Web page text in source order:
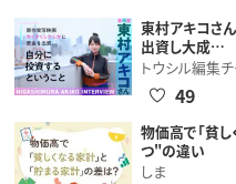
東村アキコさ
出資し大成…
トウシル編集
49
物価高で「貧
つ"の違い
しま